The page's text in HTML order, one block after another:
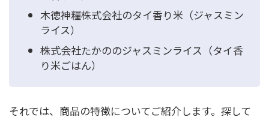
木徳神糧株式会社のタイ香り米（ジャスミン
ライス）
株式会社たかののジャスミンライス（タイ香
り米ごはん）
それでは、商品の特徴についてご紹介します。探して